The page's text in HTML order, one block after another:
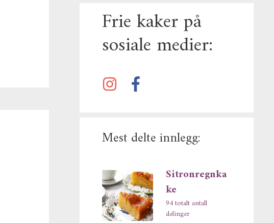
Frie kaker på
sosiale medier:
Mest delte innlegg:
Sitronregnka
ke
94 totalt antall
delinger